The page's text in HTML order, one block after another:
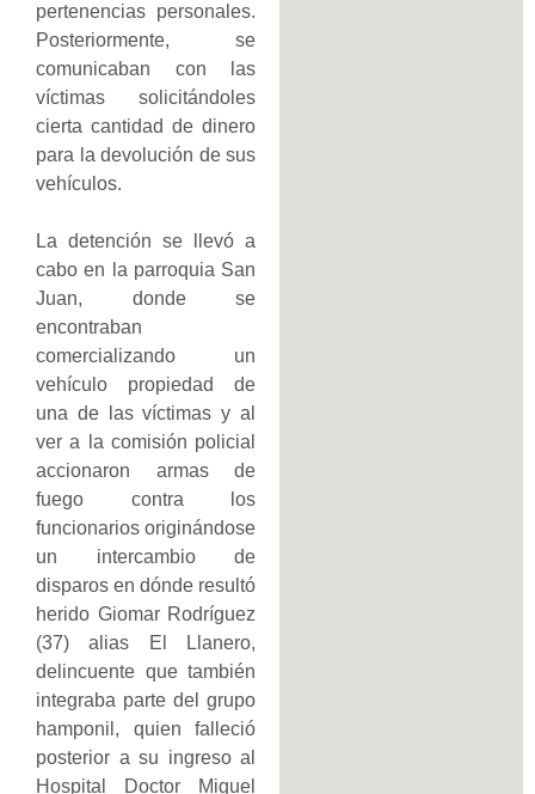
pertenencias personales.
Posteriormente, se
comunicaban con las
víctimas solicitándoles
cierta cantidad de dinero
para la devolución de sus
vehículos.
La detención se llevó a
cabo en la parroquia San
Juan, donde se
encontraban
comercializando un
vehículo propiedad de
una de las víctimas y al
ver a la comisión policial
accionaron armas de
fuego contra los
funcionarios originándose
un intercambio de
disparos en dónde resultó
herido Giomar Rodríguez
(37) alias El Llanero,
delincuente que también
integraba parte del grupo
hamponil, quien falleció
posterior a su ingreso al
Hospital Doctor Miguel